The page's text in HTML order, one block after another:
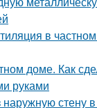
в
доме. Как
руками
стену